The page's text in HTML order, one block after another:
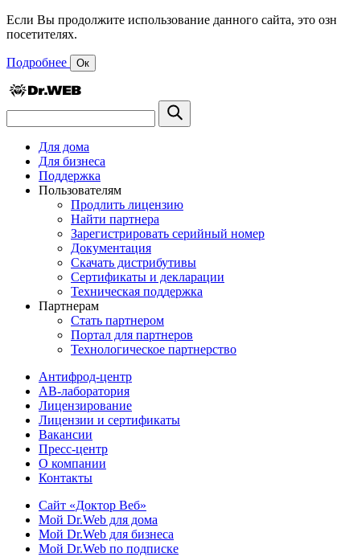
Если Вы продолжите использование данного сайта, это
посетителях.
Подробнее Ок
Для дома
Для бизнеса
Поддержка
Пользователям
Продлить лицензию
Найти партнера
Зарегистрировать серийный номер
Документация
Скачать дистрибутивы
Сертификаты и декларации
Техническая поддержка
Партнерам
Стать партнером
Портал для партнеров
Технологическое партнерство
Антифрод-центр
АВ-лаборатория
Лицензирование
Лицензии и сертификаты
Вакансии
Пресс-центр
О компании
Контакты
Сайт «Доктор Веб»
Мой Dr.Web для дома
Мой Dr.Web для бизнеса
Мой Dr.Web по подписке